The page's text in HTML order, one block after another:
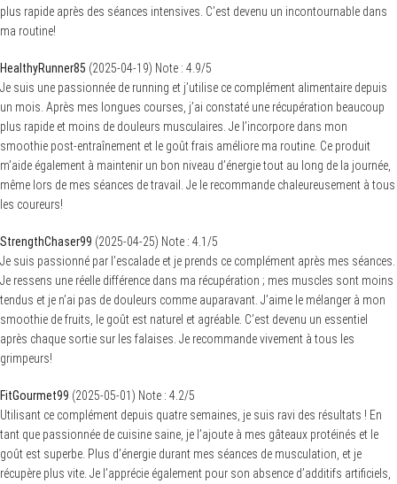
plus rapide après des séances intensives. C’est devenu un incontournable dans
ma routine!
HealthyRunner85 (2025-04-19) Note : 4.9/5
Je suis une passionnée de running et j’utilise ce complément alimentaire depuis
un mois. Après mes longues courses, j’ai constaté une récupération beaucoup
plus rapide et moins de douleurs musculaires. Je l’incorpore dans mon
smoothie post-entraînement et le goût frais améliore ma routine. Ce produit
m’aide également à maintenir un bon niveau d’énergie tout au long de la journée,
même lors de mes séances de travail. Je le recommande chaleureusement à tous
les coureurs!
StrengthChaser99 (2025-04-25) Note : 4.1 /5
Je suis passionné par l’escalade et je prends ce complément après mes séances.
Je ressens une réelle différence dans ma récupération ; mes muscles sont moins
tendus et je n’ai pas de douleurs comme auparavant. J’aime le mélanger à mon
smoothie de fruits, le goût est naturel et agréable. C’est devenu un essentiel
après chaque sortie sur les falaises. Je recommande vivement à tous les
grimpeurs!
FitGourmet99 (2025-05-01) Note : 4.2/5
Utilisant ce complément depuis quatre semaines, je suis ravi des résultats ! En
tant que passionnée de cuisine saine, je l’ajoute à mes gâteaux protéinés et le
goût est superbe. Plus d’énergie durant mes séances de musculation, et je
récupère plus vite. Je l’apprécie également pour son absence d’additifs artificiels,